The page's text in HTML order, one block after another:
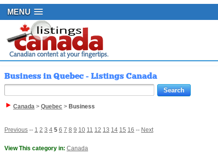
MENU
Business in Quebec - Listings Canada
Canada> Quebec> Business
Previous-- 1 2 3 4 5 6 7 8 9 10 11 12 13 14 15 16 -- Next
View This category in: Canada